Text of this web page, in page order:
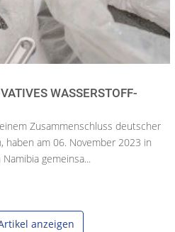
WASSERSTOFF-
Zusammenschluss deutscher
am 06. November 2023 in
gemeinsa...
anzeigen